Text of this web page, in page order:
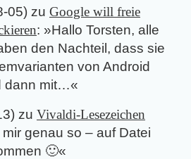
05) zu Google will freie
: »Hallo Torsten, alle
den Nachteil, dass sie
von Android
dann mit…«
) zu Vivaldi-Lesezeichen
genau so – auf Datei
🙂«